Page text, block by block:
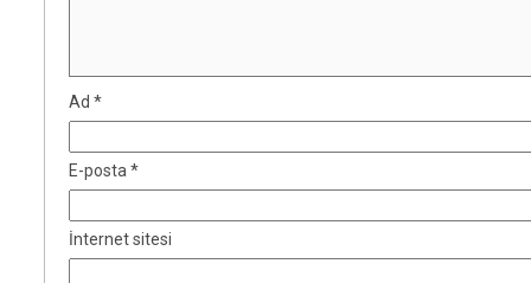
Ad *
E-posta *
İnternet sitesi